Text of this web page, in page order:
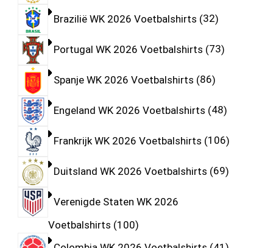
Brazilië WK 2026 Voetbalshirts 32
Portugal WK 2026 Voetbalshirts 73
Spanje WK 2026 Voetbalshirts 86
Engeland WK 2026 Voetbalshirts 48
Frankrijk WK 2026 Voetbalshirts 106
Duitsland WK 2026 Voetbalshirts 69
Verenigde Staten WK 2026
Voetbalshirts 100